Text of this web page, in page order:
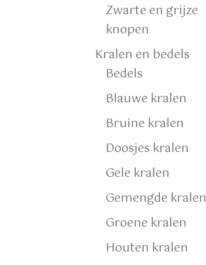
Zwarte en grijze
knopen
Kralen en bedels
Bedels
Blauwe kralen
Bruine kralen
Doosjes kralen
Gele kralen
Gemengde kralen
Groene kralen
Houten kralen